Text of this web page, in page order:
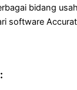
bidang
software